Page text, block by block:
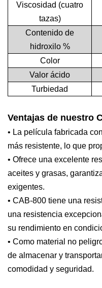
Viscosidad (cuatro
tazas)
Contenido de
hidroxilo %
Color
Valor ácido
Turbiedad
Ventajas de nuestro
• La película fabricada
más resistente, lo que
• Ofrece una excelente
aceites y grasas,
exigentes.
• CAB-800 tiene una
una resistencia
su rendimiento en
• Como material no
de almacenar y
comodidad y seguridad.